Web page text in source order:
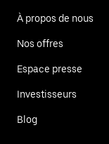
À propos de nous
Nos offres
Espace presse
Investisseurs
Blog